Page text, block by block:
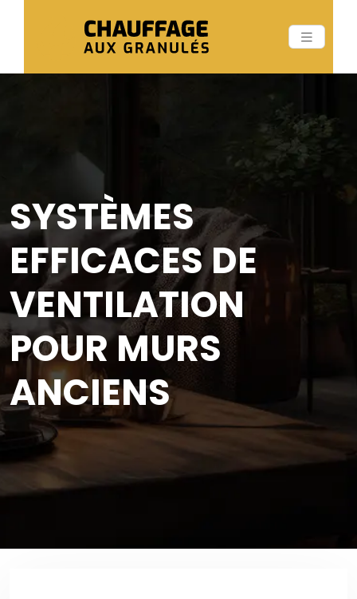
SYSTÈMES
EFFICACES DE
VENTILATION
POUR MURS
ANCIENS